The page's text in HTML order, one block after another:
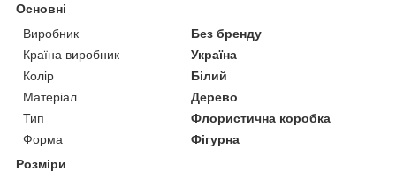
Основні
Виробник
Без бренду
Країна виробник
Україна
Колір
Білий
Матеріал
Дерево
Тип
Флористична коробка
Форма
Фігурна
Розміри